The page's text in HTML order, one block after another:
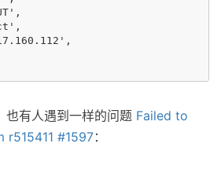
也有人遇到一样的问题 Failed to
r515411 #1597：